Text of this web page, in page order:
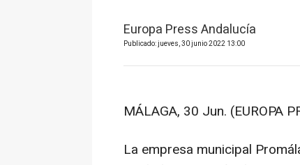
Europa Press Andalucía
Publicado: jueves, 30 junio 2022 13:00
MÁLAGA, 30 Jun. (EUROPA
La empresa municipal